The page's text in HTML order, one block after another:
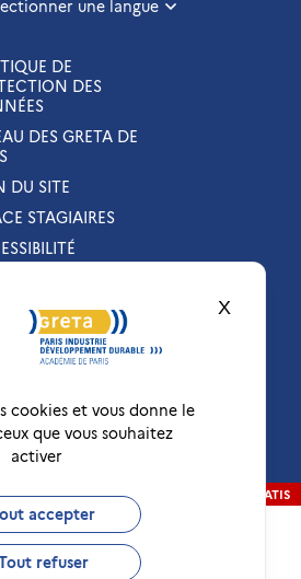
cookies et vous donne le
que vous souhaitez
activer
accepter
refuser
X
une langue
DE
DES
DES GRETA DE
DU SITE
STAGIAIRES
DE VENTE
LÉGALES
STRATIS